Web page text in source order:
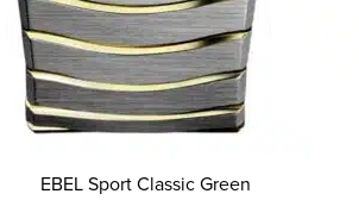
EBEL Sport Classic Green